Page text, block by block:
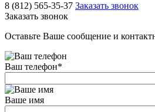
8 (812) 565-35-37 Заказать звонок
Заказать звонок
Оставьте Ваше сообщение и
Ваш телефон*
Ваше имя